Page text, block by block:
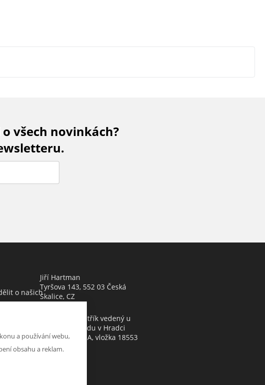
všech novinkách?
o našich
Jiří Hartman
Tyršova 143, 552 03 Česká
Skalice, CZ
Obchodní rejstřík vedený u
Krajského soudu v Hradci
Králové, oddíl A, vložka 18553
a používání webu,
obsahu a reklam.